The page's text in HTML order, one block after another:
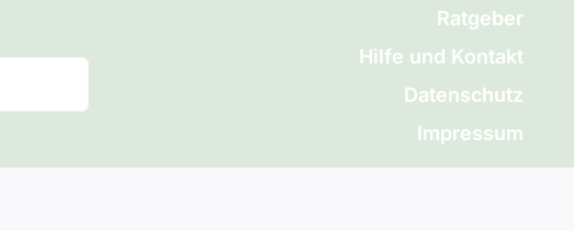
Ratgeber
Hilfe und Kontakt
Datenschutz
Impressum